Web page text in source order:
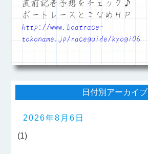
直前記者予想をチェック♪
ボートレースとこなめＨＰ
http://www.boatrace-
tokoname.jp/raceguide/kyogi06
日付別アーカイブ
2026年8月6日
(1)